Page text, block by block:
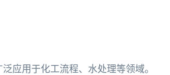
应用于化工流程、水处理等领域。